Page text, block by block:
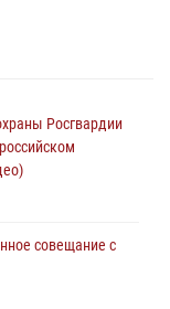
Росгвардии
совещание с